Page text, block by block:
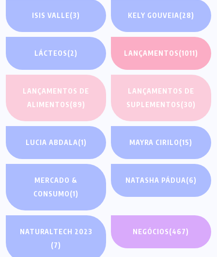
ISIS VALLE(3) KELY GOUVEIA(28)
LÁCTEOS(2) LANÇAMENTOS(1011)
LANÇAMENTOS DE
ALIMENTOS(89)
LANÇAMENTOS DE
SUPLEMENTOS(30)
LUCIA ABDALA(1) MAYRA CIRILO(15)
MERCADO &
CONSUMO(1)
NATASHA PÁDUA(6)
NATURALTECH 2023
(7)
NEGÓCIOS(467)